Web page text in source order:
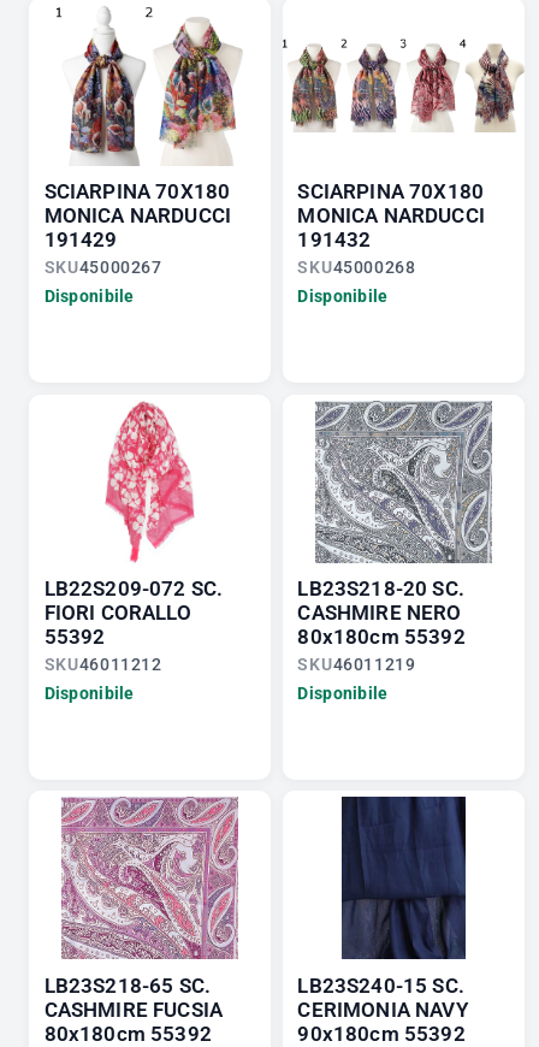
SCIARPINA 70X180
MONICA NARDUCCI
191429
SKU45000267
Disponibile
SCIARPINA 70X180
MONICA NARDUCCI
191432
SKU45000268
Disponibile
LB22S209-072 SC.
FIORI CORALLO
55392
SKU46011212
Disponibile
LB23S218-20 SC.
CASHMIRE NERO
80x180cm 55392
SKU46011219
Disponibile
LB23S218-65 SC.
CASHMIRE FUCSIA
80x180cm 55392
LB23S240-15 SC.
CERIMONIA NAVY
90x180cm 55392